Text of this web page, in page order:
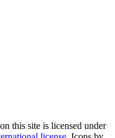
this site is licensed under